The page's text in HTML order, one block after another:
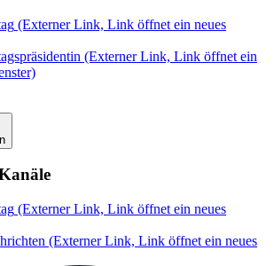
(Externer Link, Link öffnet ein neues
(Externer Link, Link öffnet ein
(Externer Link, Link öffnet ein neues
(Externer Link, Link öffnet ein neues